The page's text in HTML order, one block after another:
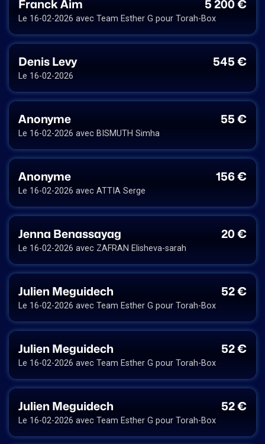
Franck Aim 5 200 €
Le 16-02-2026 avec Team Esther G pour Torah-Box
Denis Levy 545 €
Le 16-02-2026
Anonyme 55 €
Le 16-02-2026 avec BISMUTH Simha
Anonyme 156 €
Le 16-02-2026 avec ATTIA Serge
Jenna Benassayag 20 €
Le 16-02-2026 avec ZAFRAN Elisheva-sarah
Julien Meguidech 52 €
Le 16-02-2026 avec Team Esther G pour Torah-Box
Julien Meguidech 52 €
Le 16-02-2026 avec Team Esther G pour Torah-Box
Julien Meguidech 52 €
Le 16-02-2026 avec Team Esther G pour Torah-Box